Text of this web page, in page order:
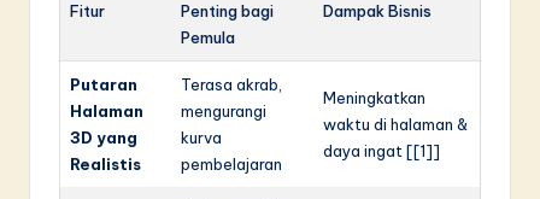
Fitur
Penting bagi
Pemula
Dampak Bisnis
Putaran
Halaman
3D yang
Realistis
Terasa akrab,
mengurangi
kurva
pembelajaran
Meningkatkan
waktu di halaman &
daya ingat [[1]]